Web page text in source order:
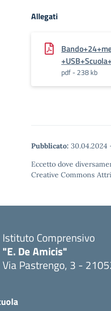
Allegati
pdf - 238 kb
Pubblicato: 30.04.2024
Eccetto dove
Creative Commons
Istituto Comprensivo
"E. De Amicis"
Via Pastrengo, 3 -